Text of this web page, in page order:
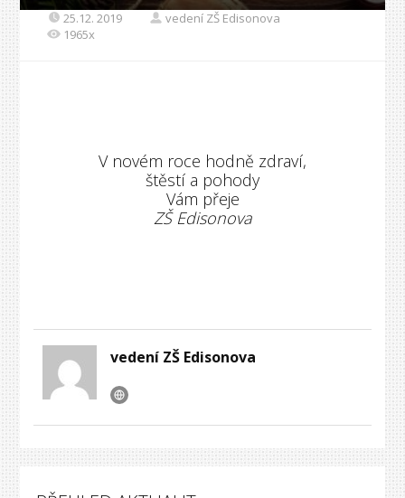
25.12. 2019
vedení ZŠ Edisonova
1965x
V novém roce hodně zdraví,
štěstí a pohody
Vám přeje
ZŠ Edisonova
vedení ZŠ Edisonova